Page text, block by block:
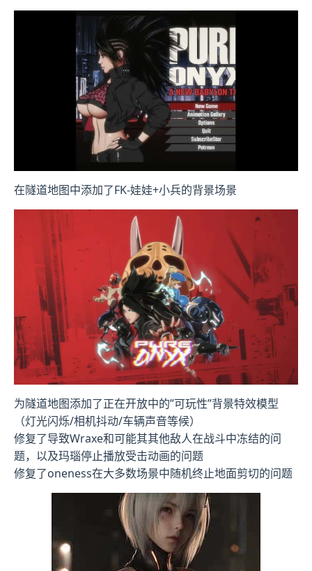
在隧道地图中添加了FK-娃娃+小兵的背景场景
为隧道地图添加了正在开放中的”可玩性”背景特效模型
（灯光闪烁/相机抖动/车辆声音等候）
修复了导致Wraxe和可能其其他敌人在战斗中冻结的问
题，以及玛瑙停止播放受击动画的问题
修复了oneness在大多数场景中随机终止地面剪切的问题